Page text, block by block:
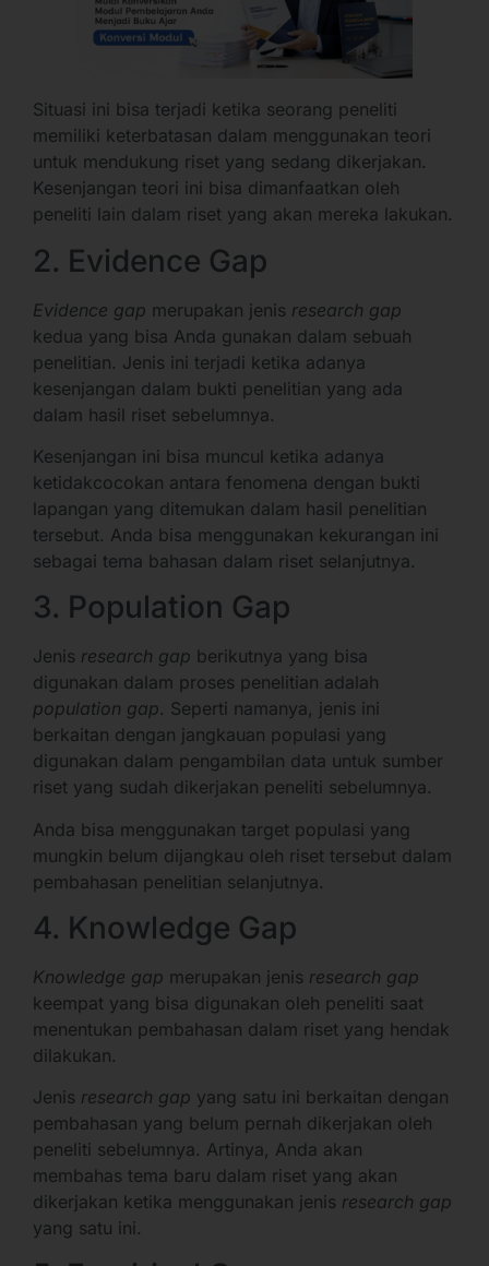
Situasi ini bisa terjadi ketika seorang peneliti
memiliki keterbatasan dalam menggunakan teori
untuk mendukung riset yang sedang dikerjakan.
Kesenjangan teori ini bisa dimanfaatkan oleh
peneliti lain dalam riset yang akan mereka lakukan.
2. Evidence Gap
Evidence gap merupakan jenis research gap
kedua yang bisa Anda gunakan dalam sebuah
penelitian. Jenis ini terjadi ketika adanya
kesenjangan dalam bukti penelitian yang ada
dalam hasil riset sebelumnya.
Kesenjangan ini bisa muncul ketika adanya
ketidakcocokan antara fenomena dengan bukti
lapangan yang ditemukan dalam hasil penelitian
tersebut. Anda bisa menggunakan kekurangan ini
sebagai tema bahasan dalam riset selanjutnya.
3. Population Gap
Jenis research gap berikutnya yang bisa
digunakan dalam proses penelitian adalah
population gap. Seperti namanya, jenis ini
berkaitan dengan jangkauan populasi yang
digunakan dalam pengambilan data untuk sumber
riset yang sudah dikerjakan peneliti sebelumnya.
Anda bisa menggunakan target populasi yang
mungkin belum dijangkau oleh riset tersebut dalam
pembahasan penelitian selanjutnya.
4. Knowledge Gap
Knowledge gap merupakan jenis research gap
keempat yang bisa digunakan oleh peneliti saat
menentukan pembahasan dalam riset yang hendak
dilakukan.
Jenis research gap yang satu ini berkaitan dengan
pembahasan yang belum pernah dikerjakan oleh
peneliti sebelumnya. Artinya, Anda akan
membahas tema baru dalam riset yang akan
dikerjakan ketika menggunakan jenis research gap
yang satu ini.